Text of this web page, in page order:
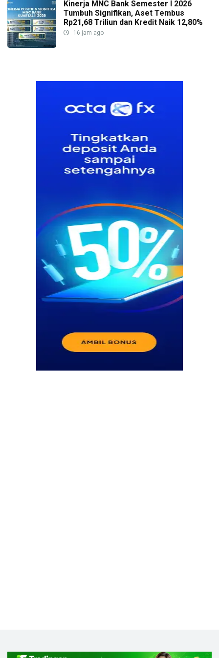
Kinerja MNC Bank Semester I 2026
Tumbuh Signifikan, Aset Tembus
Rp21,68 Triliun dan Kredit Naik 12,80%
16 jam ago